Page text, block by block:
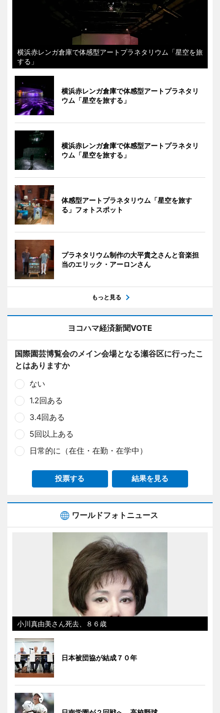
横浜赤レンガ倉庫で体感型アートプラネタリウム「星空を旅
する」
横浜赤レンガ倉庫で体感型アートプラネタリ
ウム「星空を旅する」
横浜赤レンガ倉庫で体感型アートプラネタリ
ウム「星空を旅する」
体感型アートプラネタリウム「星空を旅す
る」フォトスポット
プラネタリウム制作の大平貴之さんと音楽担
当のエリック・アーロンさん
もっと見る
ヨコハマ経済新聞VOTE
国際園芸博覧会のメイン会場となる瀬谷区に行ったこ
とはありますか
ない
1.2回ある
3.4回ある
5回以上ある
日常的に（在住・在勤・在学中）
投票する 結果を見る
ワールドフォトニュース
小川真由美さん死去、８６歳
日本被団協が結成７０年